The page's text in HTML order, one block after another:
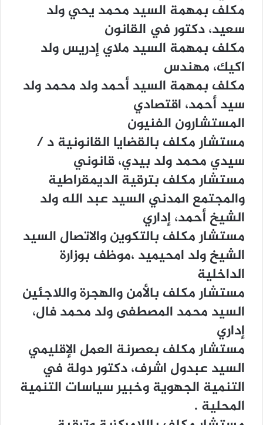
ﻣﻜﻠﻒ ﺑﻤﻬﻤﺔ ﺍﻟﺴﻴﺪ ﻣﺤﻤﺪ ﻳﺤﻲ ﻭﻟﺪ
ﺳﻌﻴﺪ، ﺩﻛﺘﻮﺭ ﻓﻲ ﺍﻟﻘﺎﻧﻮﻥ
ﻣﻜﻠﻒ ﺑﻤﻬﻤﺔ ﺍﻟﺴﻴﺪ ﻣﻼﻱ ﺇﺩﺭﻳﺲ ﻭﻟﺪ
ﺍﻛﻴﻚ، ﻣﻬﻨﺪﺱ
ﻣﻜﻠﻒ ﺑﻤﻬﻤﺔ ﺍﻟﺴﻴﺪ ﺃﺣﻤﺪ ﻭﻟﺪ ﻣﺤﻤﺪ ﻭﻟﺪ
ﺳﻴﺪ ﺃﺣﻤﺪ، ﺍﻗﺘﺼﺎﺩﻱ
ﺍﻟﻤﺴﺘﺸﺎﺭﻭﻥ ﺍﻟﻔﻨﻴﻮﻥ
ﻣﺴﺘﺸﺎﺭ ﻣﻜﻠﻒ ﺑﺎﻟﻘﻀﺎﻳﺎ ﺍﻟﻘﺎﻧﻮﻧﻴﺔ ﺩ /
ﺳﻴﺪﻱ ﻣﺤﻤﺪ ﻭﻟﺪ ﺑﻴﺪﻱ، ﻗﺎﻧﻮﻧﻲ
ﻣﺴﺘﺸﺎﺭ ﻣﻜﻠﻒ ﺑﺘﺮﻗﻴﺔ ﺍﻟﺪﻳﻤﻘﺮﺍﻃﻴﺔ
ﻭﺍﻟﻤﺠﺘﻤﻊ ﺍﻟﻤﺪﻧﻲ ﺍﻟﺴﻴﺪ ﻋﺒﺪ ﺍﻟﻠﻪ ﻭﻟﺪ
ﺍﻟﺸﻴﺦ ﺃﺣﻤﺪ، ﺇﺩﺍﺭﻱ
ﻣﺴﺘﺸﺎﺭ ﻣﻜﻠﻒ ﺑﺎﻟﺘﻜﻮﻳﻦ ﻭﺍﻻﺗﺼﺎﻝ ﺍﻟﺴﻴﺪ
ﺍﻟﺸﻴﺦ ﻭﻟﺪ ﺍﻣﺤﻴﻤﻴﺪ ،ﻣﻮﻇﻒ ﺑﻮﺯﺍﺭﺓ
ﺍﻟﺪﺍﺧﻠﻴﺔ
ﻣﺴﺘﺸﺎﺭ ﻣﻜﻠﻒ ﺑﺎﻷﻣﻦ ﻭﺍﻟﻬﺠﺮﺓ ﻭﺍﻟﻼﺟﺌﻴﻦ
ﺍﻟﺴﻴﺪ ﻣﺤﻤﺪ ﺍﻟﻤﺼﻄﻔﻰ ﻭﻟﺪ ﻣﺤﻤﺪ ﻓﺎﻝ،
ﺇﺩﺍﺭﻱ
ﻣﺴﺘﺸﺎﺭ ﻣﻜﻠﻒ ﺑﻌﺼﺮﻧﺔ ﺍﻟﻌﻤﻞ ﺍﻹﻗﻠﻴﻤﻲ
ﺍﻟﺴﻴﺪ ﻋﺒﺪﻭﻝ ﺍﺷﺮﻑ، ﺩﻛﺘﻮﺭ ﺩﻭﻟﺔ ﻓﻲ
ﺍﻟﺘﻨﻤﻴﺔ ﺍﻟﺠﻬﻮﻳﺔ ﻭﺧﺒﻴﺮ ﺳﻴﺎﺳﺎﺕ ﺍﻟﺘﻨﻤﻴﺔ
ﺍﻟﻤﺤﻠﻴﺔ .